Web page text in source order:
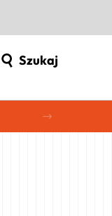
Szukaj